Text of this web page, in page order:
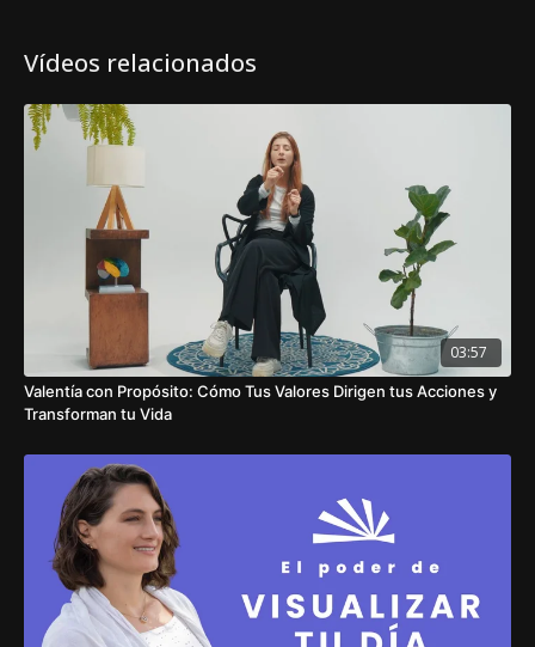
Vídeos relacionados
03:57
Valentía con Propósito: Cómo Tus Valores Dirigen tus Acciones y
Transforman tu Vida